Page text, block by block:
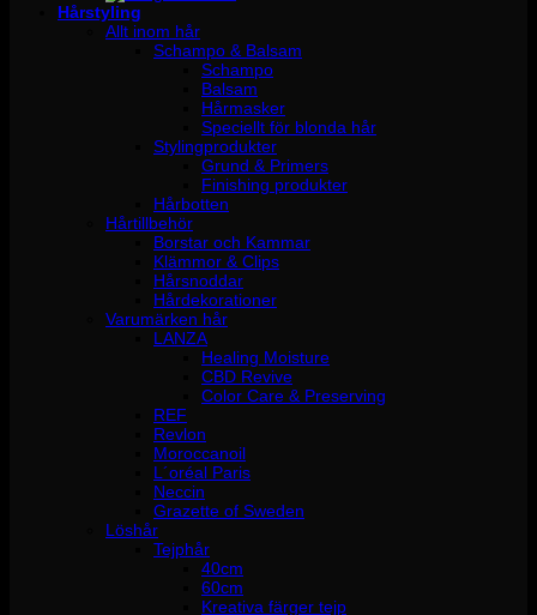
Hårstyling
Allt inom hår
Schampo & Balsam
Schampo
Balsam
Hårmasker
Speciellt för blonda hår
Stylingprodukter
Grund & Primers
Finishing produkter
Hårbotten
Hårtillbehör
Borstar och Kammar
Klämmor & Clips
Hårsnoddar
Hårdekorationer
Varumärken hår
LANZA
Healing Moisture
CBD Revive
Color Care & Preserving
REF
Revlon
Moroccanoil
L´oréal Paris
Neccin
Grazette of Sweden
Löshår
Tejphår
40cm
60cm
Kreativa färger tejp